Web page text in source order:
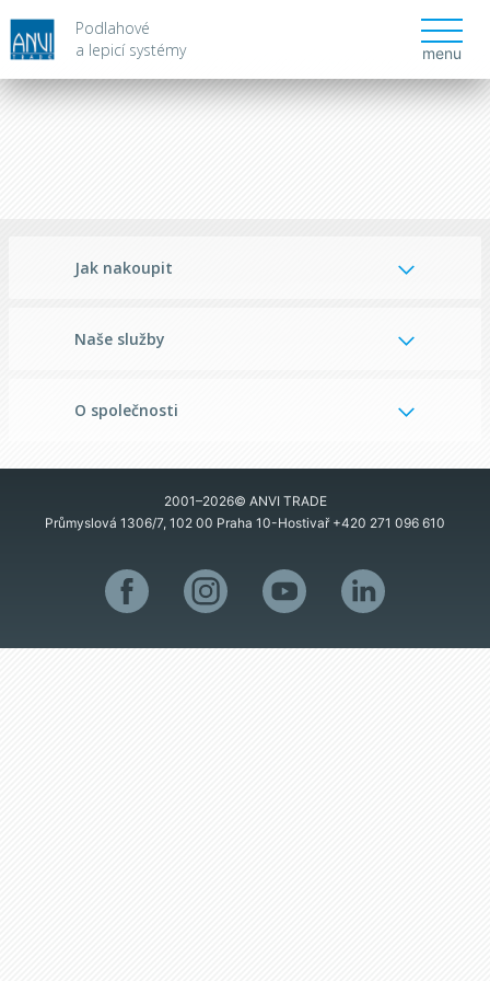
Podlahové
a lepicí systémy
menu
Jak nakoupit
Naše služby
O společnosti
2001–2026© ANVI TRADE
Průmyslová 1306/7, 102 00 Praha 10-Hostivař +420 271 096 610